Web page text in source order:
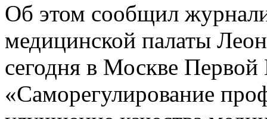
Об этом сообщил
медицинской палаты
сегодня в Москве
«Саморегулирование